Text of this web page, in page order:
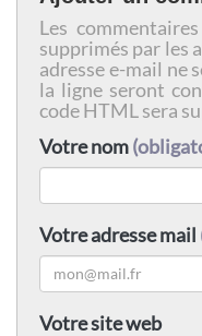
Les
supprimés par les
adresse e-mail ne
la ligne seront
code HTML sera
Votre nom
Votre adresse mail
Votre site web